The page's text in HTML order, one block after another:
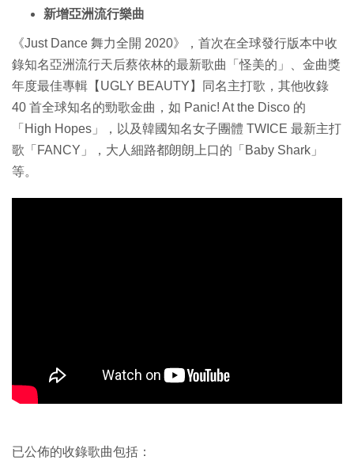
新增亞洲流行樂曲
《Just Dance 舞力全開 2020》，首次在全球發行版本中收
錄知名亞洲流行天后蔡依林的最新歌曲「怪美的」、金曲獎
年度最佳專輯【UGLY BEAUTY】同名主打歌，其他收錄
40 首全球知名的勁歌金曲，如 Panic! At the Disco 的
「High Hopes」，以及韓國知名女子團體 TWICE 最新主打
歌「FANCY」，大人細路都朗朗上口的「Baby Shark」
等。
已公佈的收錄歌曲包括：